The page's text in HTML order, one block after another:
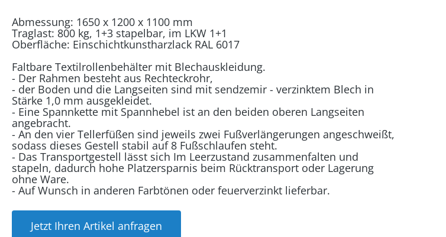
Abmessung: 1650 x 1200 x 1100 mm
Traglast: 800 kg, 1+3 stapelbar, im LKW 1+1
Oberfläche: Einschichtkunstharzlack RAL 6017
Faltbare Textilrollenbehälter mit Blechauskleidung.
- Der Rahmen besteht aus Rechteckrohr,
- der Boden und die Langseiten sind mit sendzemir - verzinktem Blech in
Stärke 1,0 mm ausgekleidet.
- Eine Spannkette mit Spannhebel ist an den beiden oberen Langseiten
angebracht.
- An den vier Tellerfüßen sind jeweils zwei Fußverlängerungen angeschweißt,
sodass dieses Gestell stabil auf 8 Fußschlaufen steht.
- Das Transportgestell lässt sich Im Leerzustand zusammenfalten und
stapeln, dadurch hohe Platzersparnis beim Rücktransport oder Lagerung
ohne Ware.
- Auf Wunsch in anderen Farbtönen oder feuerverzinkt lieferbar.
Jetzt Ihren Artikel anfragen